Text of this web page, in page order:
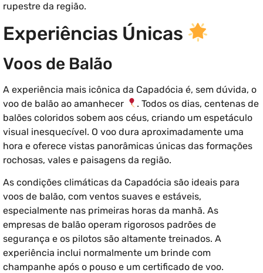
rupestre da região.
Experiências Únicas
Voos de Balão
A experiência mais icônica da Capadócia é, sem dúvida, o
voo de balão ao amanhecer
. Todos os dias, centenas de
balões coloridos sobem aos céus, criando um espetáculo
visual inesquecível. O voo dura aproximadamente uma
hora e oferece vistas panorâmicas únicas das formações
rochosas, vales e paisagens da região.
As condições climáticas da Capadócia são ideais para
voos de balão, com ventos suaves e estáveis,
especialmente nas primeiras horas da manhã. As
empresas de balão operam rigorosos padrões de
segurança e os pilotos são altamente treinados. A
experiência inclui normalmente um brinde com
champanhe após o pouso e um certificado de voo.